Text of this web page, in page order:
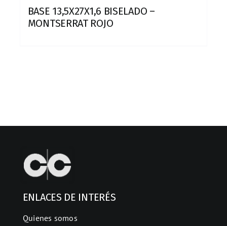
BASE 13,5X27X1,6 BISELADO –
MONTSERRAT ROJO
ENLACES DE INTERÉS
Quienes somos